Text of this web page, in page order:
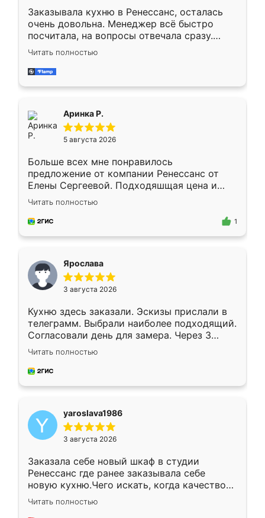
Заказывала кухню в Ренессанс, осталась
очень довольна. Менеджер всё быстро
посчитала, на вопросы отвечала сразу.
Замерщик приехал в субботу, подошёл к
делу со всей ответственностью. Собрали
за день, ребята работали аккуратно, даже
Читать полностью
Аринка Р.
5 августа 2026
Больше всех мне понравилось
предложение от компании Ренессанс от
Елены Сергеевой. Подходяшщая цена и
короткие сроки изготовления. Приехавший
для замера сотрудник Владислав
предложил по моему эскизу самый
Читать полностью
1
Ярослава
3 августа 2026
Кухню здесь заказали. Эскизы прислали в
телеграмм. Выбрали наиболее подходящий.
Согласовали день для замера. Через 3
недели кухня была уже готова. Остались
довольны работой. Спасибо Ренессанс
мебель за качественную работу!
Читать полностью
yaroslava1986
3 августа 2026
Заказала себе новый шкаф в студии
Ренессанс где ранее заказывала себе
новую кухню.Чего искать, когда качеством
вполне довольна. Служит кухня уже почти
два года, нареканий нет.
Читать полностью